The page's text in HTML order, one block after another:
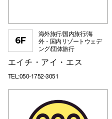
6F
海外旅行/国内旅行/海
外・国内リゾートウェデ
ング/団体旅行
エイチ・アイ・エス
TEL:050-1752-3051